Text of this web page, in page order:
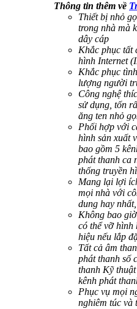
Thông tin thêm về
Thiết bị nhỏ
trong nhà mà
dây cáp
Khắc phục tất
hình Internet
Khắc phục
lượng người
Công nghệ
sử dụng, tốn
ăng ten nhỏ
Phối hợp với
hình sản xuất
bao gồm 5
phát thanh ca
thống truyền
Mang lại lợi
mọi nhà với
dung hay
Không bao
có thể vỡ hình
hiệu nếu lắp
Tất cả âm
phát thanh số
thanh Kỹ
kênh phát
Phục vụ mọi
nghiêm túc và